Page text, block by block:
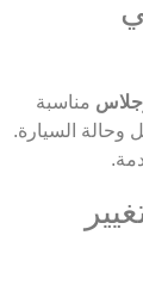
مناسبة
وحالة السيارة.